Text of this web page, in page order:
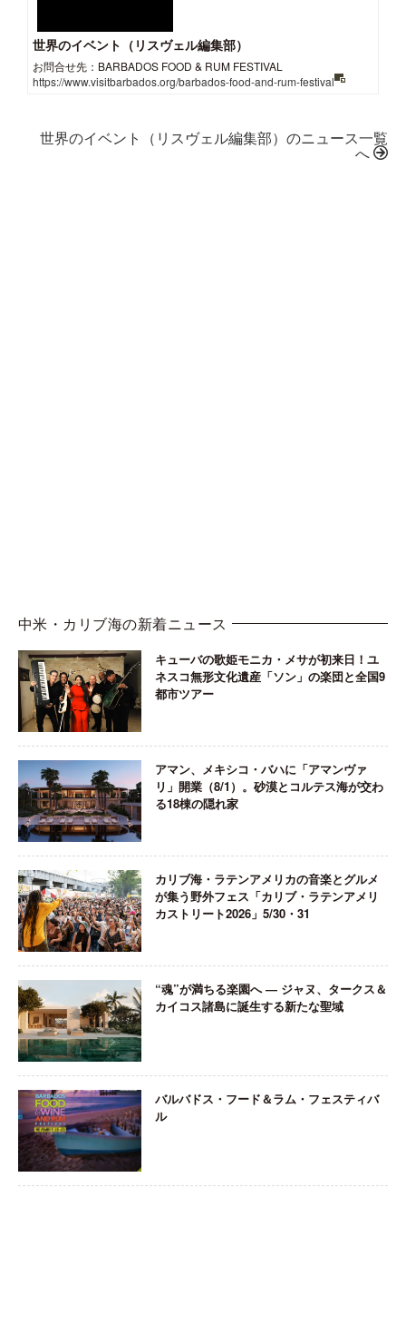
世界のイベント（リスヴェル編集部）
お問合せ先：BARBADOS FOOD & RUM FESTIVAL
https://www.visitbarbados.org/barbados-food-and-rum-festival
世界のイベント（リスヴェル編集部）のニュース一覧
へ
中米・カリブ海の新着ニュース
キューバの歌姫モニカ・メサが初来日！ユ
ネスコ無形文化遺産「ソン」の楽団と全国9
都市ツアー
アマン、メキシコ・バハに「アマンヴァ
リ」開業（8/1）。砂漠とコルテス海が交わ
る18棟の隠れ家
カリブ海・ラテンアメリカの音楽とグルメ
が集う野外フェス「カリブ・ラテンアメリ
カストリート2026」5/30・31
“魂”が満ちる楽園へ ― ジャヌ、タークス＆
カイコス諸島に誕生する新たな聖域
バルバドス・フード＆ラム・フェスティバ
ル